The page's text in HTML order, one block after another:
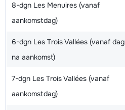
8-dgn Les Menuires (vanaf
aankomstdag)
6-dgn Les Trois Vallées (vanaf dag
na aankomst)
7-dgn Les Trois Vallées (vanaf
aankomstdag)